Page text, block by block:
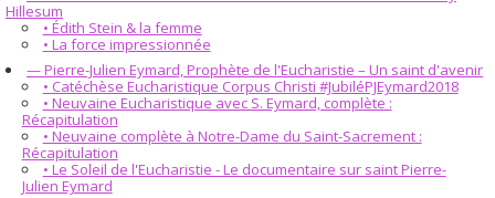
Hillesum
• Édith Stein & la femme
• La force impressionnée
— Pierre-Julien Eymard, Prophète de l'Eucharistie – Un saint d'avenir
• Catéchèse Eucharistique Corpus Christi #JubiléPJEymard2018
• Neuvaine Eucharistique avec S. Eymard, complète :
Récapitulation
• Neuvaine complète à Notre-Dame du Saint-Sacrement :
Récapitulation
• Le Soleil de l'Eucharistie - Le documentaire sur saint Pierre-
Julien Eymard